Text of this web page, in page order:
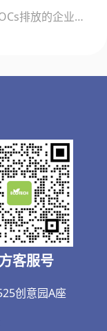
下一篇: 中国环保展|为什么这6家涉VOCs排放的企业能得到豁免VOCs收集或治理？
客服号
创意园A座